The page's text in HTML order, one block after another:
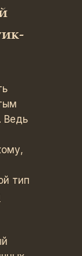
Ведь
тип